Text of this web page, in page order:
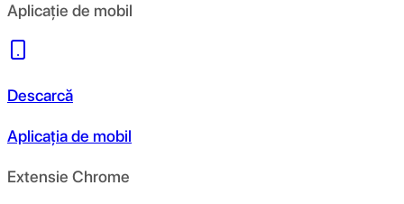
Aplicație de mobil
Descarcă
Aplicația de mobil
Extensie Chrome